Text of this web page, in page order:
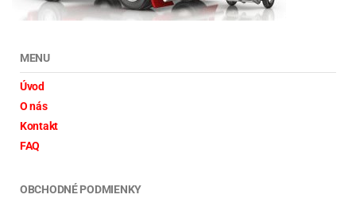
MENU
Úvod
O nás
Kontakt
FAQ
OBCHODNÉ PODMIENKY